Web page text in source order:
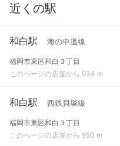
近くの駅
和白駅 海の中道線
福岡市東区和白３丁目
このページの店舗から 934 m
和白駅 西鉄貝塚線
福岡市東区和白３丁目
このページの店舗から 950 m